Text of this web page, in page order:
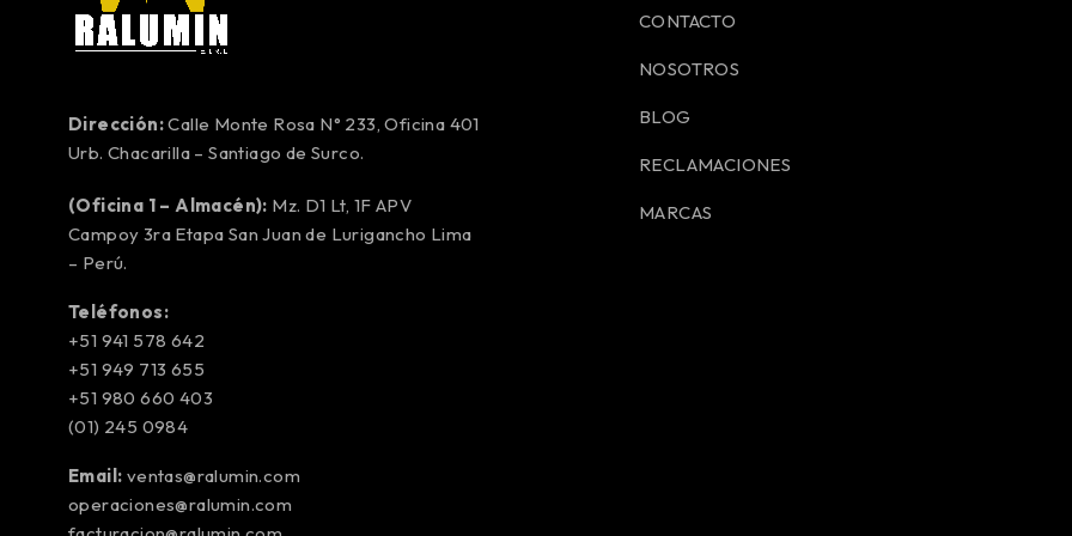
Dirección:Calle Monte Rosa N° 233, Oficina 401
Urb. Chacarilla – Santiago de Surco.
(Oficina 1 – Almacén): Mz. D1 Lt, 1F APV
Campoy 3ra Etapa San Juan de Lurigancho Lima
– Perú.
Teléfonos:
+51 941 578 642
+51 949 713 655
+51 980 660 403
(01) 245 0984
Email: ventas@ralumin.com
operaciones@ralumin.com
CONTACTO
NOSOTROS
BLOG
RECLAMACIONES
MARCAS